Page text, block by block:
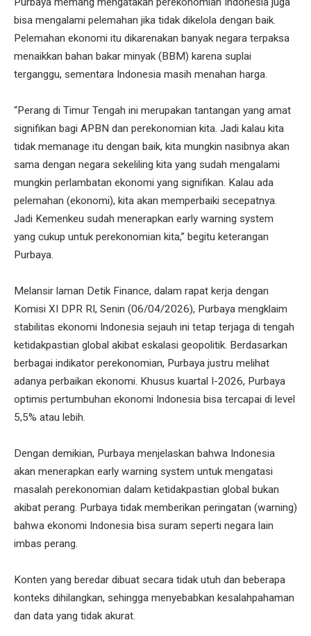
bisa mengalami pelemahan jika tidak dikelola dengan baik.
Pelemahan ekonomi itu dikarenakan banyak negara terpaksa
menaikkan bahan bakar minyak (BBM) karena suplai
terganggu, sementara Indonesia masih menahan harga.⁣
“Perang di Timur Tengah ini merupakan tantangan yang amat
signifikan bagi APBN dan perekonomian kita. Jadi kalau kita
tidak memanage itu dengan baik, kita mungkin nasibnya akan
sama dengan negara sekeliling kita yang sudah mengalami
mungkin perlambatan ekonomi yang signifikan. Kalau ada
pelemahan (ekonomi), kita akan memperbaiki secepatnya.
Jadi Kemenkeu sudah menerapkan early warning system
yang cukup untuk perekonomian kita,” begitu keterangan
Purbaya.
Melansir laman Detik Finance, dalam rapat kerja dengan
Komisi XI DPR RI, Senin (06/04/2026), Purbaya mengklaim
stabilitas ekonomi Indonesia sejauh ini tetap terjaga di tengah
ketidakpastian global akibat eskalasi geopolitik. Berdasarkan
berbagai indikator perekonomian, Purbaya justru melihat
adanya perbaikan ekonomi. Khusus kuartal I-2026, Purbaya
optimis pertumbuhan ekonomi Indonesia bisa tercapai di level
5,5% atau lebih.
Dengan demikian, Purbaya menjelaskan bahwa Indonesia
akan menerapkan early warning system untuk mengatasi
masalah perekonomian dalam ketidakpastian global bukan
akibat perang. Purbaya tidak memberikan peringatan (warning)
bahwa ekonomi Indonesia bisa suram seperti negara lain
imbas perang.
Konten yang beredar dibuat secara tidak utuh dan beberapa
konteks dihilangkan, sehingga menyebabkan kesalahpahaman
dan data yang tidak akurat.